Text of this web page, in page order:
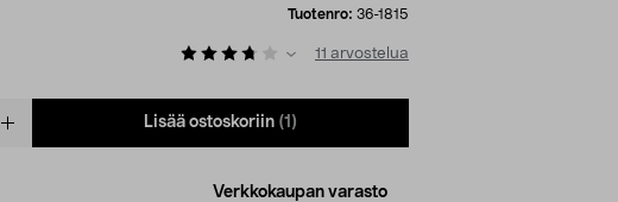
Tuotenro: 36-1815
11 arvostelua
Lisää ostoskoriin (1)
Verkkokaupan varasto